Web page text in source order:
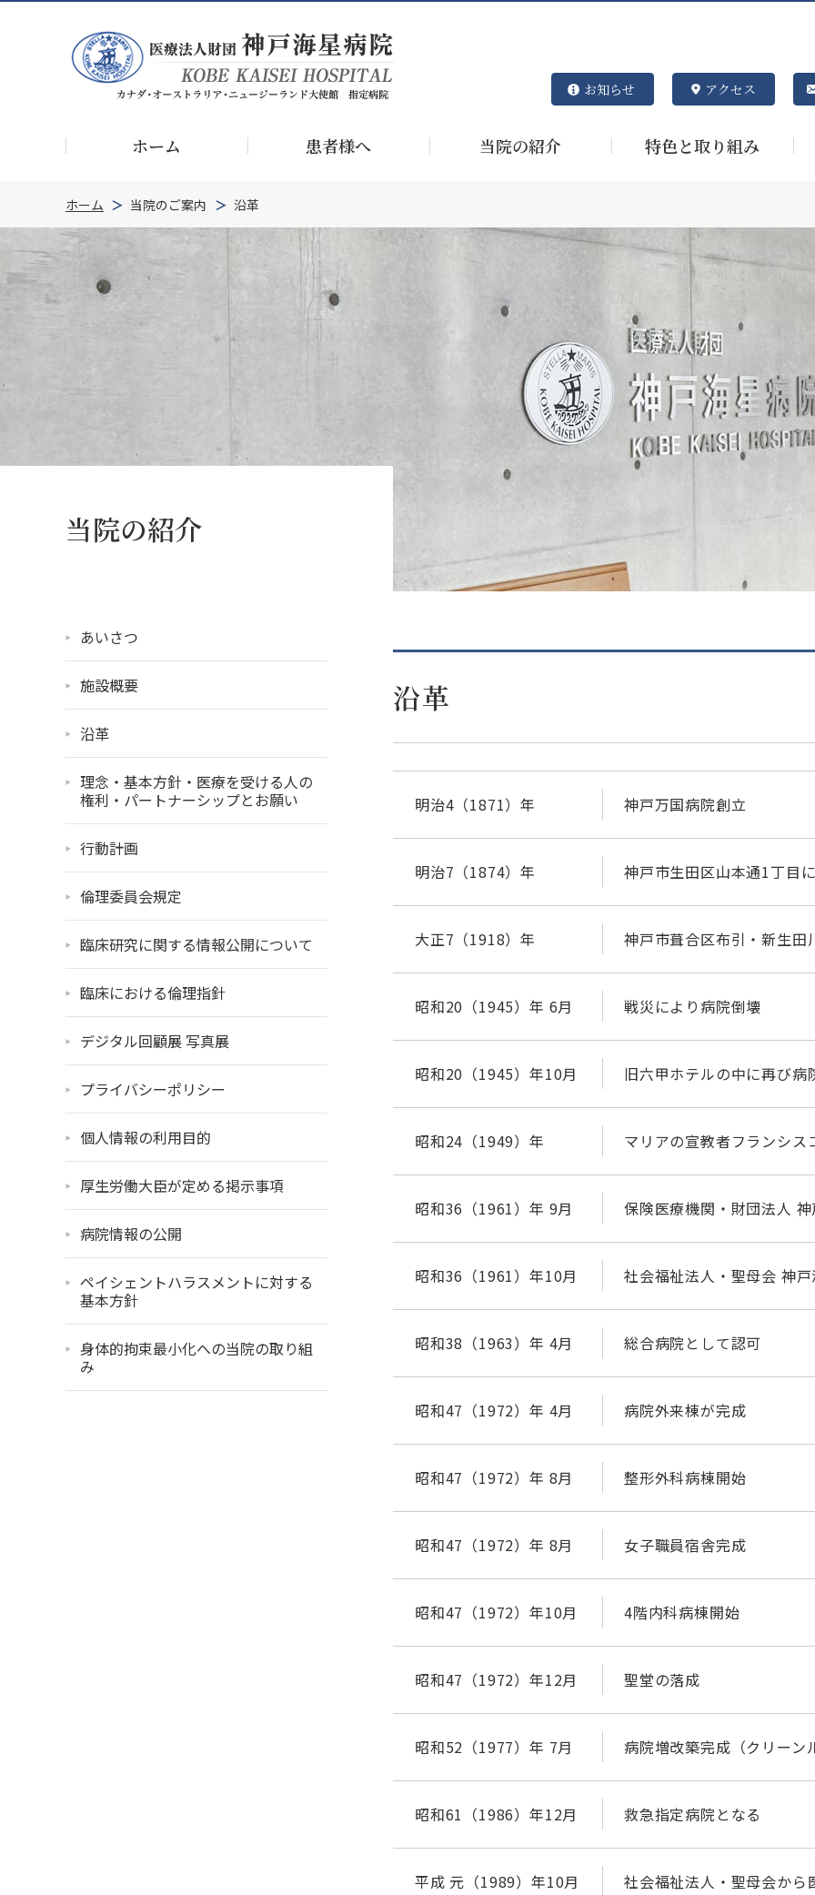
お知らせ アクセス
ホーム 患者様へ 当院の紹介 特色と取り組み
ホーム 当院のご案内 沿革
当院の紹介
沿革
明治4（1871）年 神戸万国病院創立
明治7（1874）年 神戸市生田区山本通1丁目
大正7（1918）年 神戸市葺合区布引・新生田
昭和20（1945）年 6月 戦災により病院倒壊
昭和20（1945）年10月 旧六甲ホテルの中に再び病
昭和24（1949）年 マリアの宣教者フランシ
昭和36（1961）年 9月 保険医療機関・財団法人
昭和36（1961）年10月 社会福祉法人・聖母会 神
昭和38（1963）年 4月 総合病院として認可
昭和47（1972）年 4月 病院外来棟が完成
昭和47（1972）年 8月 整形外科病棟開始
昭和47（1972）年 8月 女子職員宿舎完成
昭和47（1972）年10月 4階内科病棟開始
昭和47（1972）年12月 聖堂の落成
昭和52（1977）年 7月 病院増改築完成（クリーン
昭和61（1986）年12月 救急指定病院となる
平成 元（1989）年10月 社会福祉法人・聖母会から
あいさつ
施設概要
沿革
理念・基本方針・医療を受ける人の
権利・パートナーシップとお願い
行動計画
倫理委員会規定
臨床研究に関する情報公開について
臨床における倫理指針
デジタル回顧展 写真展
プライバシーポリシー
個人情報の利用目的
厚生労働大臣が定める掲示事項
病院情報の公開
ペイシェントハラスメントに対する
基本方針
身体的拘束最小化への当院の取り組
み